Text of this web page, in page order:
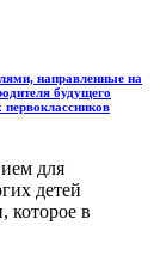
направленные на
будущего
для
детей
которое в